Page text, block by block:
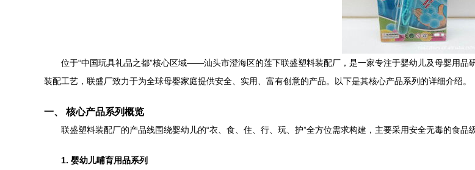
位于“中国玩具礼品之都”核心区域——汕头市澄海区的莲下联盛塑料装配厂，是一家专注于婴幼儿及母婴用
装配工艺，联盛厂致力于为全球母婴家庭提供安全、实用、富有创意的产品。以下是其核心产品系列的详细介绍。
一、 核心产品系列概览
联盛塑料装配厂的产品线围绕婴幼儿的“衣、食、住、行、玩、护”全方位需求构建，主要采用安全无毒的食品
1. 婴幼儿哺育用品系列